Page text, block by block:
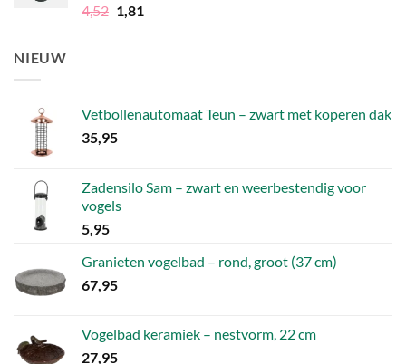
Gewaardeerd
4.50
uit 5
4,52 Oorspronkelijke
1,81
NIEUW
Vetbollenautomaat Teun – zwart met koperen dak
35,95
Zadensilo Sam – zwart en weerbestendig voor
vogels
5,95
Granieten vogelbad – rond, groot (37 cm)
67,95
Vogelbad keramiek – nestvorm, 22 cm
27,95